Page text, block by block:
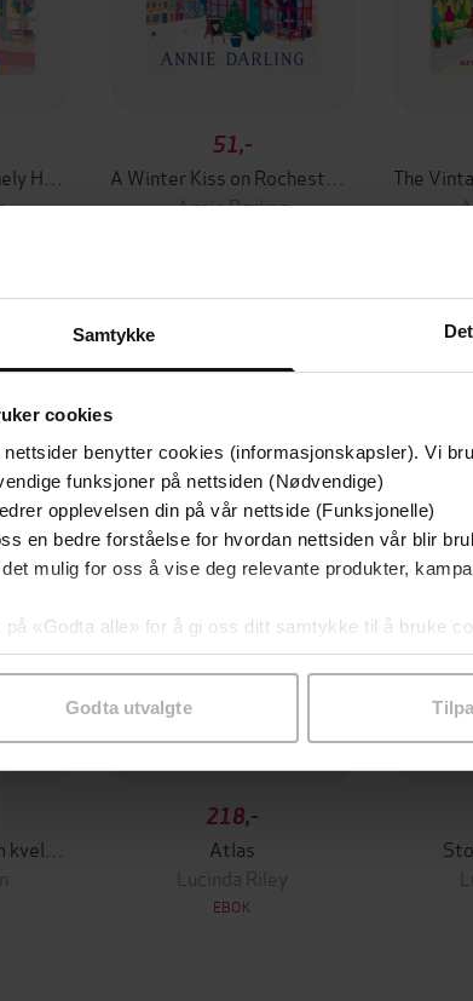
Samtykke
cookies
nettsider benytter cookies (informasjonskapsler). Vi
funksjoner på nettsiden (Nødvendige)
opplevelsen din på vår nettside (Funksjonelle)
en bedre forståelse for hvordan nettsiden vår blir
mulig for oss å vise deg relevante produkter,
på «Godta alle» for å gi oss ditt samtykke til å bruke
til spesifikke formål ved å klikke på «Tilpass».
Godta utvalgte
51,-
Annie Darling
kjøpt
218,-
Atlas
Lucinda Riley
EBOK